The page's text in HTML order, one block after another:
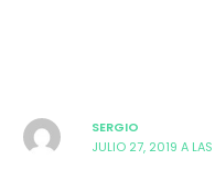
SERGIO
JULIO 27, 2019 A LAS